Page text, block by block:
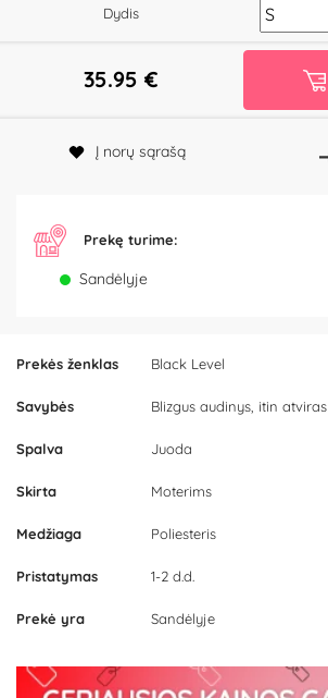
Prekės ženklas Black Level
Savybės Blizgus audinys, itin
Spalva Juoda
Skirta Moterims
Medžiaga Poliesteris
Pristatymas 1-2 d.d.
Prekė yra Sandėlyje
Dydis
35.95 €
Į norų sąrašą
Prekę turime:
Sandėlyje